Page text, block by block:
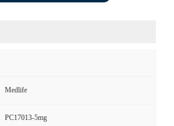
Medlife
PC17013-5mg